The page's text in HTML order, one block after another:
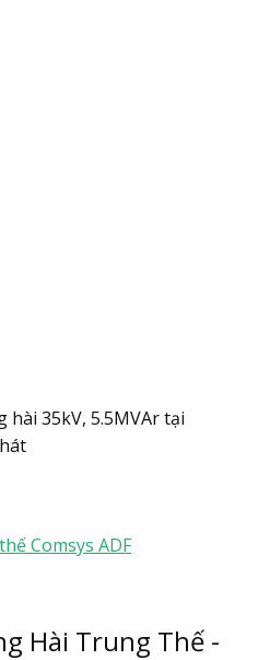
hài 35kV, 5.5MVAr tại
Comsys ADF
Hài Trung Thế -